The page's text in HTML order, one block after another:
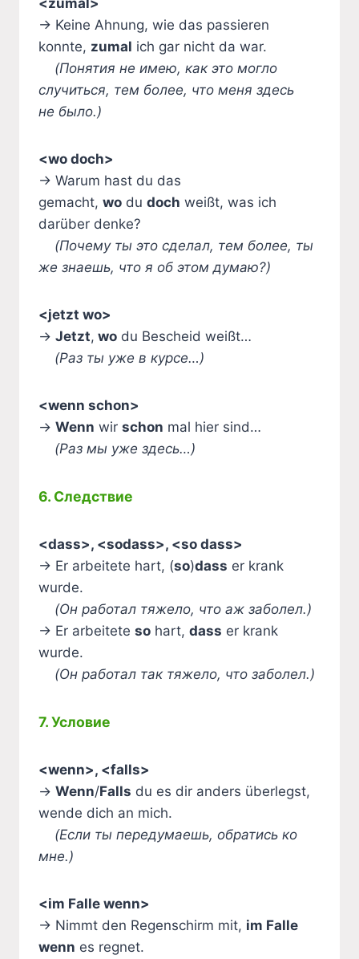
<zumal>
→ Keine Ahnung, wie das passieren
konnte, zumal ich gar nicht da war.
(Понятия не имею, как это могло
случиться, тем более, что меня здесь
не было.)
<wo doch>
→ Warum hast du das
gemacht, wo du doch weißt, was ich
darüber denke?
(Почему ты это сделал, тем более, ты
же знаешь, что я об этом думаю?)
<jetzt wo>
→ Jetzt, wo du Bescheid weißt…
(Раз ты уже в курсе…)
<wenn schon>
→ Wenn wir schon mal hier sind…
(Раз мы уже здесь…)
6. Следствие
<dass>, <sodass>, <so dass>
→ Er arbeitete hart, (so)dass er krank
wurde.
(Он работал тяжело, что аж заболел.)
→ Er arbeitete so hart, dass er krank
wurde.
(Он работал так тяжело, что заболел.)
7. Условие
<wenn>, <falls>
→ Wenn/Falls du es dir anders überlegst,
wende dich an mich.
(Если ты передумаешь, обратись ко
мне.)
<im Falle wenn>
→ Nimmt den Regenschirm mit, im Falle
wenn es regnet.